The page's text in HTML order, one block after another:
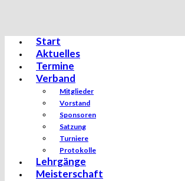
Start
Aktuelles
Termine
Verband
Mitglieder
Vorstand
Sponsoren
Satzung
Turniere
Protokolle
Lehrgänge
Meisterschaft